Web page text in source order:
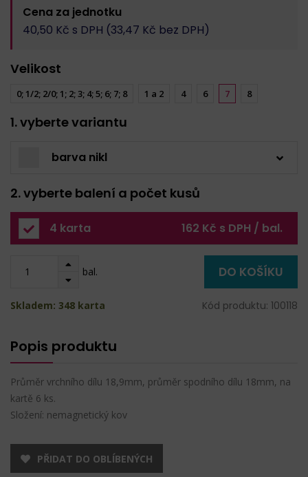
Cena za jednotku
40,50 Kč s DPH (33,47 Kč bez DPH)
Velikost
0; 1/2; 2/0; 1; 2; 3; 4; 5; 6; 7; 8 1 a 2 4 6 7 8
1. vyberte variantu
barva nikl
2. vyberte balení a počet kusů
4 karta 162 Kč s DPH / bal.
bal. DO KOŠÍKU
Skladem: 348 karta Kód produktu: 100118
Popis produktu
Průměr vrchního dílu 18,9mm, průměr spodního dílu 18mm, na
kartě 6 ks.
Složení: nemagnetický kov
PŘIDAT DO OBLÍBENÝCH